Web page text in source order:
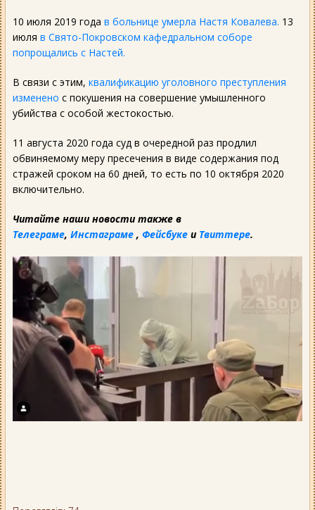
10 июля 2019 года в больнице умерла Настя Ковалева. 13
июля в Свято-Покровском кафедральном соборе
попрощались с Настей.
В связи с этим, квалификацию уголовного преступления
изменено с покушения на совершение умышленного
убийства с особой жестокостью.
11 августа 2020 года суд в очередной раз продлил
обвиняемому меру пресечения в виде содержания под
стражей сроком на 60 дней, то есть по 10 октября 2020
включительно.
Читайте наши новости также в
Телеграме, Инстаграме , Фейсбуке и Твиттере.